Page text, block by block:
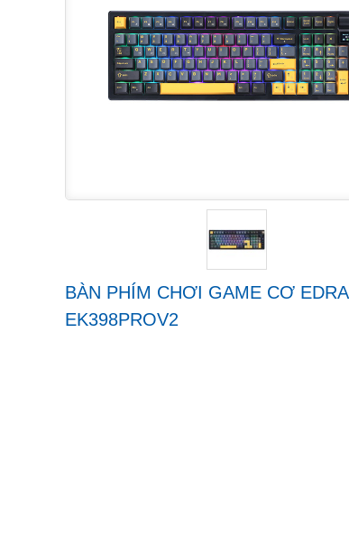
BÀN PHÍM CHƠI GAME CƠ EDRA
EK398PROV2